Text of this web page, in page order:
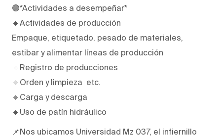
🟣*Actividades a desempeñar*
🔸Actividades de producción
Empaque, etiquetado, pesado de materiales,
estibar y alimentar líneas de producción
🔸Registro de producciones
🔸Orden y limpieza etc.
🔸Carga y descarga
🔸Uso de patín hidráulico
📌Nos ubicamos Universidad Mz 037, el infiernillo